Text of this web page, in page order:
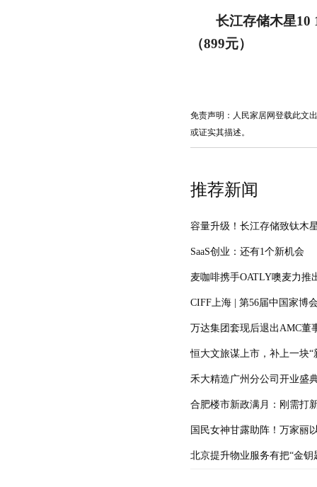
长江存储木星10
（899元）
免责声明：人民家居网登载此文
或证实其描述。
推荐新闻
容量升级！长江存储致钛木
SaaS创业：还有1个新机会
麦咖啡携手OATLY噢麦力推
CIFF上海 | 第56届中国家博
万达集团套现后退出AMC董
恒大文旅谋上市，补上一块“
禾大精造广州分公司开业盛
合肥楼市新政满月：刚需打
国民女神甘露助阵！万家丽
北京提升物业服务有把“金钥